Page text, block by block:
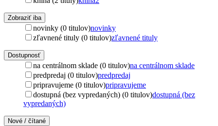
Zobraziť iba
novinky (0 titulov)novinky
zľavnené tituly (0 titulov)zľavnené tituly
Dostupnosť
na centrálnom sklade (0 titulov)na centrálnom sklade
predpredaj (0 titulov)predpredaj
pripravujeme (0 titulov)pripravujeme
dostupná (bez vypredaných) (0 titulov)dostupná (bez
vypredaných)
Nové / čítané